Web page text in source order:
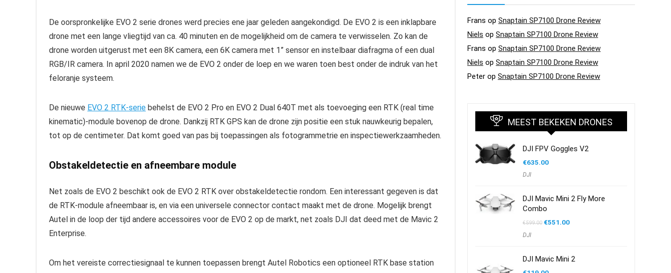
De oorspronkelijke EVO 2 serie drones werd precies ene jaar geleden aangekondigd. De EVO 2 is een inklapbare
drone met een lange vliegtijd van ca. 40 minuten en de mogelijkheid om de camera te verwisselen. Zo kan de
drone worden uitgerust met een 8K camera, een 6K camera met 1” sensor en instelbaar diafragma of een dual
RGB/IR camera. In april 2020 namen we de EVO 2 onder de loep en we waren toen best onder de indruk van het
feloranje systeem.
De nieuwe EVO 2 RTK-serie behelst de EVO 2 Pro en EVO 2 Dual 640T met als toevoeging een RTK (real time
kinematic)-module bovenop de drone. Dankzij RTK GPS kan de drone zijn positie een stuk nauwkeurig bepalen,
tot op de centimeter. Dat komt goed van pas bij toepassingen als fotogrammetrie en inspectiewerkzaamheden.
Obstakeldetectie en afneembare module
Net zoals de EVO 2 beschikt ook de EVO 2 RTK over obstakeldetectie rondom. Een interessant gegeven is dat
de RTK-module afneembaar is, en via een universele connector contact maakt met de drone. Mogelijk brengt
Autel in de loop der tijd andere accessoires voor de EVO 2 op de markt, net zoals DJI dat deed met de Mavic 2
Enterprise.
Om het vereiste correctiesignaal te kunnen toepassen brengt Autel Robotics een optioneel RTK base station
Frans op Snaptain SP7100 Drone Review
Niels op Snaptain SP7100 Drone Review
Frans op Snaptain SP7100 Drone Review
Niels op Snaptain SP7100 Drone Review
Peter op Snaptain SP7100 Drone Review
MEEST BEKEKEN DRONES
DJI FPV Goggles V2
€635.00
DJI
DJI Mavic Mini 2 Fly More
Combo
€599.00 Oorspronkelijke
€551.00Huidige
DJI
DJI Mavic Mini 2